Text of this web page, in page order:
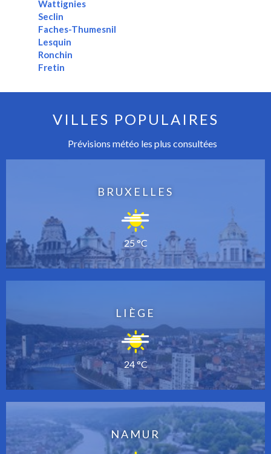
Wattignies
Seclin
Faches-Thumesnil
Lesquin
Ronchin
Fretin
VILLES POPULAIRES
Prévisions météo les plus consultées
BRUXELLES
25 °C
LIÈGE
24 °C
NAMUR